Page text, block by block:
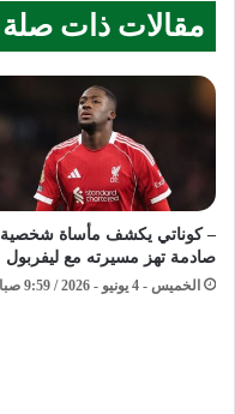
مقالات ذات صلة
– كوناتي يكشف مأساة شخصية
صادمة تهز مسيرته مع ليفربول
الخميس - 4 يونيو - 2026 / 9:59 صباحًا